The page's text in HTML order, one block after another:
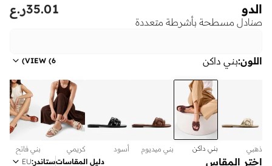
الدو
صنادل مسطحة بأشرطة متعددة
ر.ع35.01
اللون:بني داكن VIEW (6
)
ذهبي بني داكن بني ميديوم أسود كريمي بني فاتح
اختر المقاس دليل المقاساتستاندر:
EU